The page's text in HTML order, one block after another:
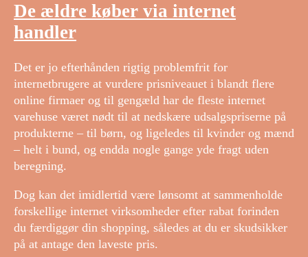
De ældre køber via internet
handler
Det er jo efterhånden rigtig problemfrit for
internetbrugere at vurdere prisniveauet i blandt flere
online firmaer og til gengæld har de fleste internet
varehuse været nødt til at nedskære udsalgspriserne på
produkterne – til børn, og ligeledes til kvinder og mænd
– helt i bund, og endda nogle gange yde fragt uden
beregning.
Dog kan det imidlertid være lønsomt at sammenholde
forskellige internet virksomheder efter rabat forinden
du færdiggør din shopping, således at du er skudsikker
på at antage den laveste pris.